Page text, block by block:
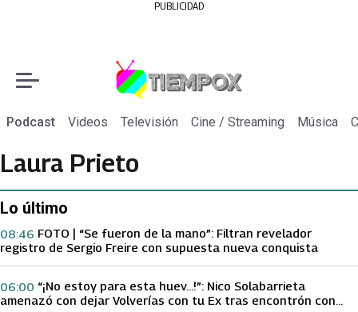
PUBLICIDAD
Podcast Videos Televisión Cine / Streaming Música
Laura Prieto
Lo último
FOTO | “Se fueron de la mano”: Filtran revelador
registro de Sergio Freire con supuesta nueva conquista
08:46
“¡No estoy para esta huev…!”: Nico Solabarrieta
amenazó con dejar Volverías con tu Ex tras encontrón con
06:00